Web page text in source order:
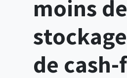
moins de
de